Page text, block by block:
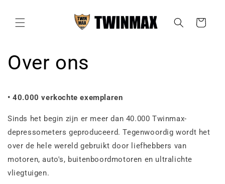
content
Winkelwagen
Over ons
• 40.000 verkochte exemplaren
Sinds het begin zijn er meer dan 40.000 Twinmax-
depressometers geproduceerd. Tegenwoordig wordt het
over de hele wereld gebruikt door liefhebbers van
motoren, auto's, buitenboordmotoren en ultralichte
vliegtuigen.